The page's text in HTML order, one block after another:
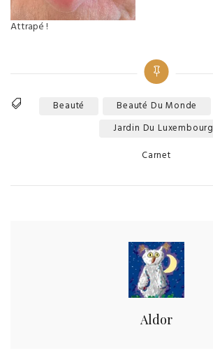
Attrapé !
Tags
Beauté Beauté Du Monde
Jardin Du Luxembourg
Categories
Carnet
Aldor